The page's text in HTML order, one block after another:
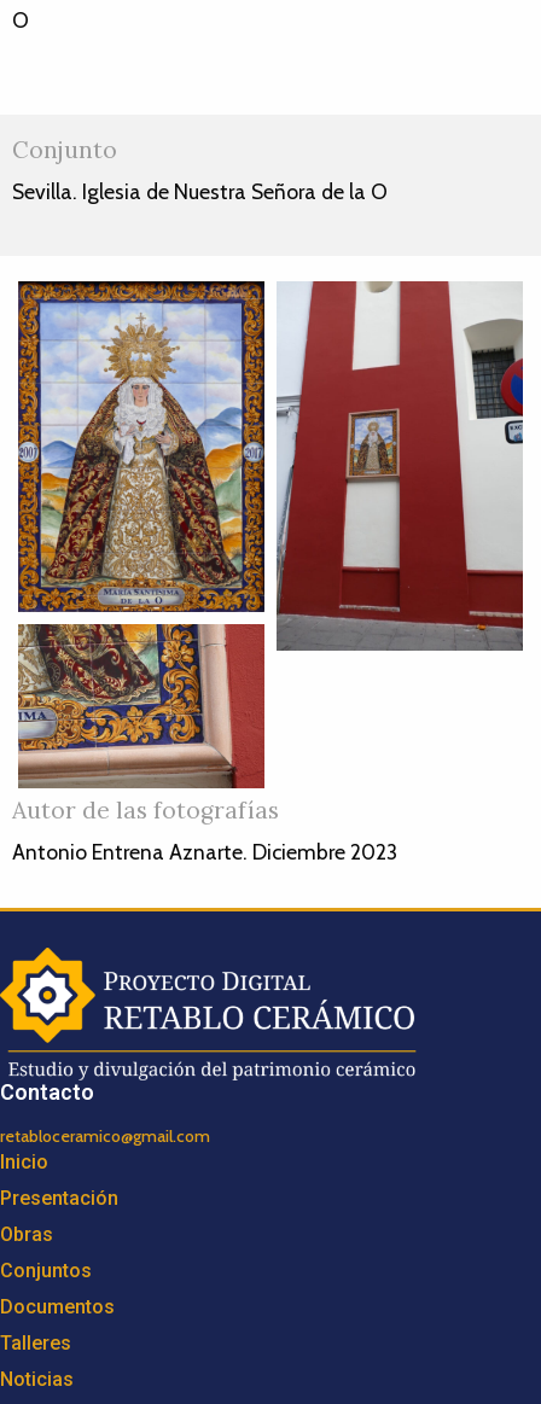
O
Conjunto
Sevilla. Iglesia de Nuestra Señora de la O
Autor de las fotografías
Antonio Entrena Aznarte. Diciembre 2023
Contacto
retabloceramico@gmail.com
Inicio
Presentación
Obras
Conjuntos
Documentos
Talleres
Noticias